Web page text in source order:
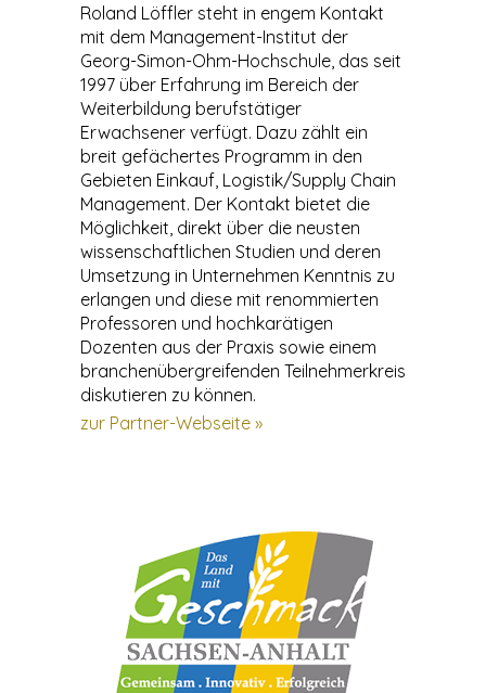
Roland Löffler steht in engem Kontakt
mit dem Management-Institut der
Georg-Simon-Ohm-Hochschule, das seit
1997 über Erfahrung im Bereich der
Weiterbildung berufstätiger
Erwachsener verfügt. Dazu zählt ein
breit gefächertes Programm in den
Gebieten Einkauf, Logistik/Supply Chain
Management. Der Kontakt bietet die
Möglichkeit, direkt über die neusten
wissenschaftlichen Studien und deren
Umsetzung in Unternehmen Kenntnis zu
erlangen und diese mit renommierten
Professoren und hochkarätigen
Dozenten aus der Praxis sowie einem
branchenübergreifenden Teilnehmerkreis
diskutieren zu können.
zur Partner-Webseite »